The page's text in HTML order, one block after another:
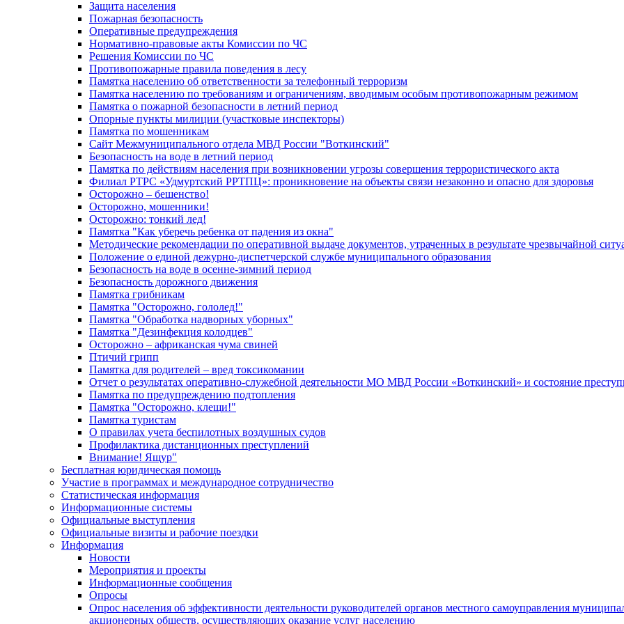
Защита населения
Пожарная безопасность
Оперативные предупреждения
Нормативно-правовые акты Комиссии по ЧС
Решения Комиссии по ЧС
Противопожарные правила поведения в лесу
Памятка населению об ответственности за телефонный терроризм
Памятка населению по требованиям и ограничениям, вводимым особым противопожарным режимом
Памятка о пожарной безопасности в летний период
Опорные пункты милиции (участковые инспекторы)
Памятка по мошенникам
Сайт Межмуниципального отдела МВД России "Воткинский"
Безопасность на воде в летний период
Памятка по действиям населения при возникновении угрозы совершения террористического акта
Филиал РТРС «Удмуртский РРТПЦ»: проникновение на объекты связи незаконно и опасно для здоровья
Осторожно – бешенство!
Осторожно, мошенники!
Осторожно: тонкий лед!
Памятка "Как уберечь ребенка от падения из окна"
Методические рекомендации по оперативной выдаче документов, утраченных в результате чрезвычайной
Положение о единой дежурно-диспетчерской службе муниципального образования
Безопасность на воде в осенне-зимний период
Безопасность дорожного движения
Памятка грибникам
Памятка "Осторожно, гололед!"
Памятка "Обработка надворных уборных"
Памятка "Дезинфекция колодцев"
Осторожно – африканская чума свиней
Птичий грипп
Памятка для родителей – вред токсикомании
Отчет о результатах оперативно-служебной деятельности МО МВД России «Воткинский» и состояние
Памятка по предупреждению подтопления
Памятка "Осторожно, клещи!"
Памятка туристам
О правилах учета беспилотных воздушных судов
Профилактика дистанционных преступлений
Внимание! Ящур"
Бесплатная юридическая помощь
Участие в программах и международное сотрудничество
Статистическая информация
Информационные системы
Официальные выступления
Официальные визиты и рабочие поездки
Информация
Новости
Мероприятия и проекты
Информационные сообщения
Опросы
Опрос населения об эффективности деятельности руководителей органов местного самоуправления
акционерных обществ, осуществляющих оказание услуг населению